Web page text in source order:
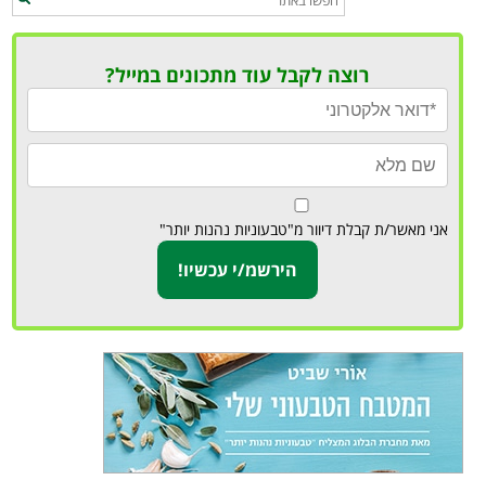
רוצה לקבל עוד מתכונים במייל?
אני מאשר/ת קבלת דיוור מ"טבעוניות נהנות יותר"